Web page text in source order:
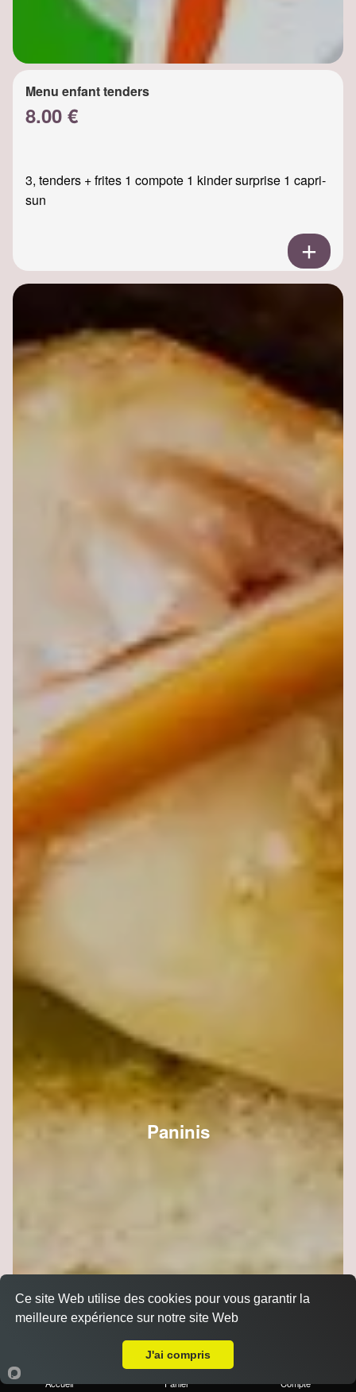
Menu enfant tenders
8.00 €
3, tenders + frites 1 compote 1 kinder surprise 1 capri-
sun
Paninis
Accueil Panier Compte
Ce site Web utilise des cookies pour vous garantir la
meilleure expérience sur notre site Web
J'ai compris